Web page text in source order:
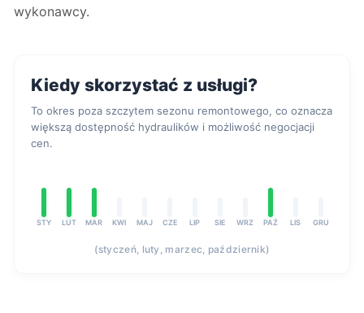
wykonawcy.
Kiedy skorzystać z usługi?
To okres poza szczytem sezonu remontowego, co oznacza
większą dostępność hydraulików i możliwość negocjacji
cen.
STY LUT MAR KWI MAJ CZE LIP SIE WRZ PAŹ LIS GRU
(styczeń, luty, marzec, październik)